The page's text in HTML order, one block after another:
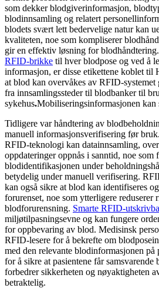
som dekker blodgiverinformasjon,
blodinnsamling og relatert
blodets svært lett bedervelige natur kan
kvaliteten, noe som kompliserer
gir en effektiv løsning for
RFID-brikke til hver blodpose og ved å
informasjon, er disse etikettene koblet til
at blod kan overvåkes av RFID-systemet
fra innsamlingssteder til blodbanker til
sykehus.Mobiliseringsinformasjonen kan
Tidligere var håndtering av
manuell informasjonsverifisering før
RFID-teknologi kan datainnsamling,
oppdateringer oppnås i sanntid, noe som
blodidentifikasjonen under
betydelig under manuell verifisering.
kan også sikre at blod kan identifiseres
forurenset, noe som ytterligere reduserer
blodforurensning. Smarte RFID-
miljøtilpasningsevne og kan fungere
for oppbevaring av blod. Medisinsk
RFID-lesere for å bekrefte om
med den relevante blodinformasjonen på
for å sikre at pasientene får
forbedrer sikkerheten og nøyaktigheten
betraktelig.